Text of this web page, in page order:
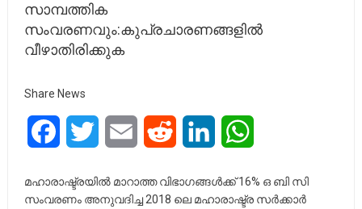
സാമ്പത്തിക
സംവരണവും:കുപ്രചാരണങ്ങളിൽ
വീഴാതിരിക്കുക
Share News
FacebookTwitter Email Reddit LinkedIn
മഹാരാഷ്ട്രയിൽ മാറാത്ത വിഭാഗങ്ങൾക്ക് 16% ഒ ബി സി
സംവരണം അനുവദിച്ച 2018 ലെ മഹാരാഷ്ട്ര സർക്കാർ